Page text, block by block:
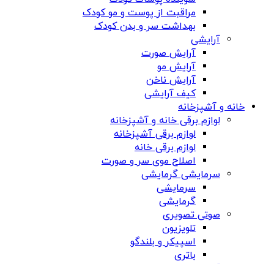
مراقبت از پوست و مو کودک
بهداشت سر و بدن کودک
آرایشی
آرایش صورت
آرایش مو
آرایش ناخن
کیف آرایشی
خانه و آشپزخانه
لوازم برقی خانه و آشپزخانه
لوازم برقی آشپزخانه
لوازم برقی خانه
اصلاح موی سر و صورت
سرمایشی گرمایشی
سرمایشی
گرمایشی
صوتی تصویری
تلویزیون
اسپیکر و بلندگو
باتری